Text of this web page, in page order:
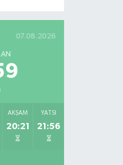
07.08.2026
AKŞAM
20:21
YATSI
21:56